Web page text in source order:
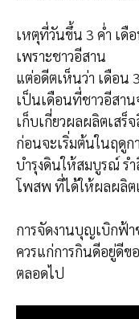
เหตุที่วันขึ้น 3 ค่ำ เดื
เพราะชาวอีสาน
แต่อดีตเห็นว่า เดือน
เป็นเดือนที่ชาวอีสาน
เก็บเกี่ยวผลผลิตเสร็
ก่อนจะเริ่มต้นในฤดูก
บำรุงดินให้สมบูรณ์
โพสพ ที่ได้ให้ผลผลิต
การจัดงานบุญเบิกฟ้า
ควรแก่การกินดีอยู่ดีข
ตลอดไป